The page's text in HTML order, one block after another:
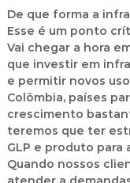
De que forma a
Esse é um ponto
Vai chegar a hora
que investir em
e permitir novos
Colômbia, países
crescimento
teremos que ter
GLP e produto para
Quando nossos